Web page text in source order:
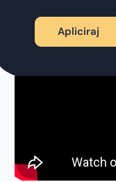
Apliciraj